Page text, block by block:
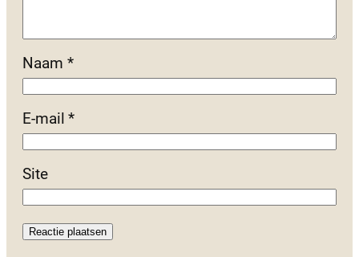
Naam *
E-mail*
Site